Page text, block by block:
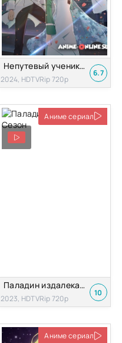
Непутевый ученик в школе магии 3 Сезон
2024, HDTVRip 720p
6.7
Аниме сериал
Паладин издалека 2 Сезон
2023, HDTVRip 720p
10
Аниме сериал